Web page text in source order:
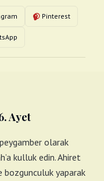
Pinterest
Ayet
peygamber olarak
kulluk edin. Ahiret
bozgunculuk yaparak